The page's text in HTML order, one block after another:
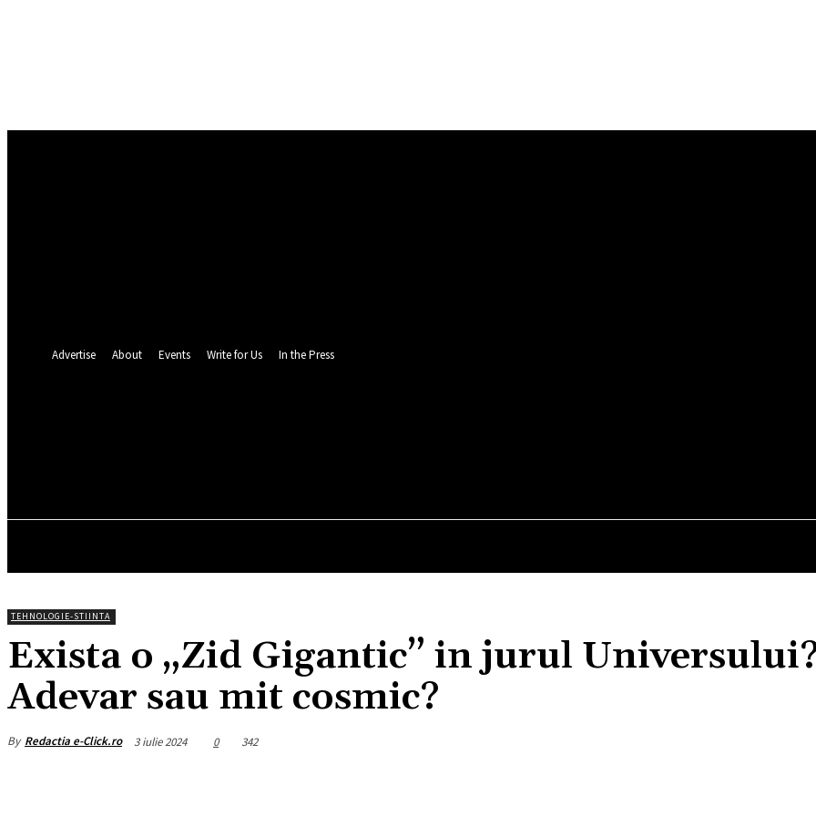
Advertise About Events Write for Us In the Press
TEHNOLOGIE-STIINTA
Exista o „Zid Gigantic” in jurul
Adevar sau mit cosmic?
By Redactia e-Click.ro 3 iulie 2024 0 342